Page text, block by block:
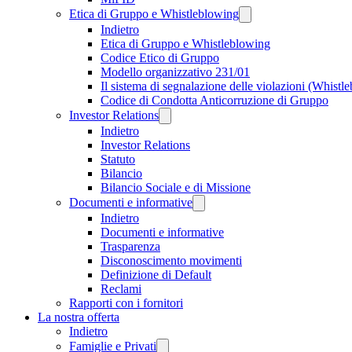
Etica di Gruppo e Whistleblowing
Indietro
Etica di Gruppo e Whistleblowing
Codice Etico di Gruppo
Modello organizzativo 231/01
Il sistema di segnalazione delle violazioni
Codice di Condotta Anticorruzione di Gruppo
Investor Relations
Indietro
Investor Relations
Statuto
Bilancio
Bilancio Sociale e di Missione
Documenti e informative
Indietro
Documenti e informative
Trasparenza
Disconoscimento movimenti
Definizione di Default
Reclami
Rapporti con i fornitori
La nostra offerta
Indietro
Famiglie e Privati